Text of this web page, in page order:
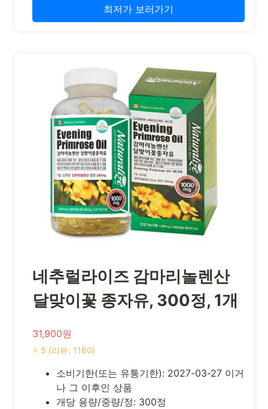
최저가 보러가기
네추럴라이즈 감마리놀렌산
달맞이꽃 종자유, 300정, 1개
31,900원
⭐ 5 (리뷰: 1160)
소비기한(또는 유통기한): 2027-03-27 이거
나 그 이후인 상품
개당 용량/중량/정: 300정